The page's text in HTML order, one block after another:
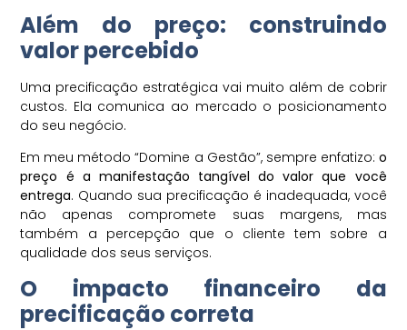
Além do preço: construindo
valor percebido
Uma precificação estratégica vai muito além de cobrir
custos. Ela comunica ao mercado o posicionamento
do seu negócio.
Em meu método “Domine a Gestão”, sempre enfatizo: o
preço é a manifestação tangível do valor que você
entrega. Quando sua precificação é inadequada, você
não apenas compromete suas margens, mas
também a percepção que o cliente tem sobre a
qualidade dos seus serviços.
O impacto financeiro da
precificação correta